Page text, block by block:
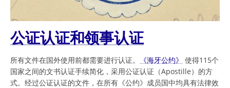
公证认证和领事认证
所有文件在国外使用前都需要进行认证。 《海牙公约》
使得115个
国家之间的文书认证手续简化，采用公证认证（Apostille）的方
式。经过公证认证的文件，在所有《公约》成员国中均具有法律效